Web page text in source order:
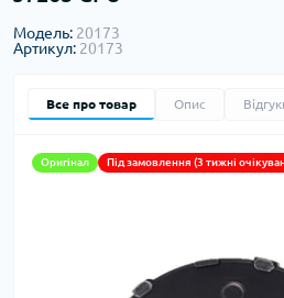
Модель: 20173
Артикул: 20173
Все про товар Опис
Оригінал Під замовлення (3 тижні